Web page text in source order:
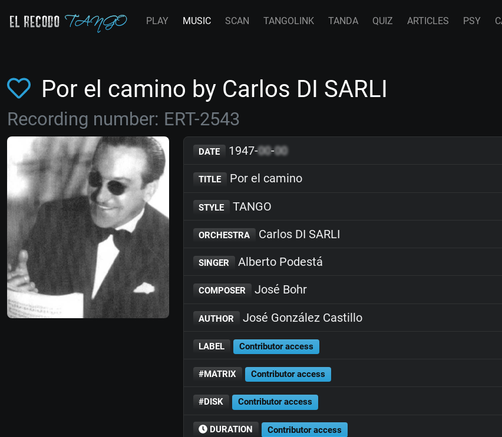
PLAY MUSIC SCAN TANGOLINK TANDA QUIZ ARTICLES PSY
Por el camino by Carlos DI SARLI
Recording number: ERT-2543
DATE 1947-00-00
TITLE Por el camino
STYLE TANGO
ORCHESTRA Carlos DI SARLI
SINGER Alberto Podestá
COMPOSER José Bohr
AUTHOR José González Castillo
LABEL Contributor access
#MATRIX Contributor access
#DISK Contributor access
DURATION Contributor access